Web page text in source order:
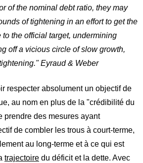
of the nominal debt ratio, they may
of tightening in an effort to get the
to the official target, undermining
off a vicious circle of slow growth,
Eyraud& Weber
respecter absolument un objectif de
au nom en plus de la "crédibilité du
prendre des mesures ayant
de combler les trous à court-terme,
au long-terme et à ce qui est
trajectoire du déficit et la dette. Avec